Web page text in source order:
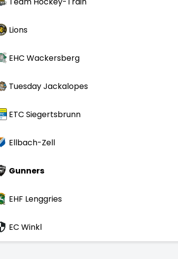
Lions
EHC Wackersberg
Tuesday Jackalopes
ETC Siegertsbrunn
Ellbach-Zell
Gunners
EHF Lenggries
EC Winkl